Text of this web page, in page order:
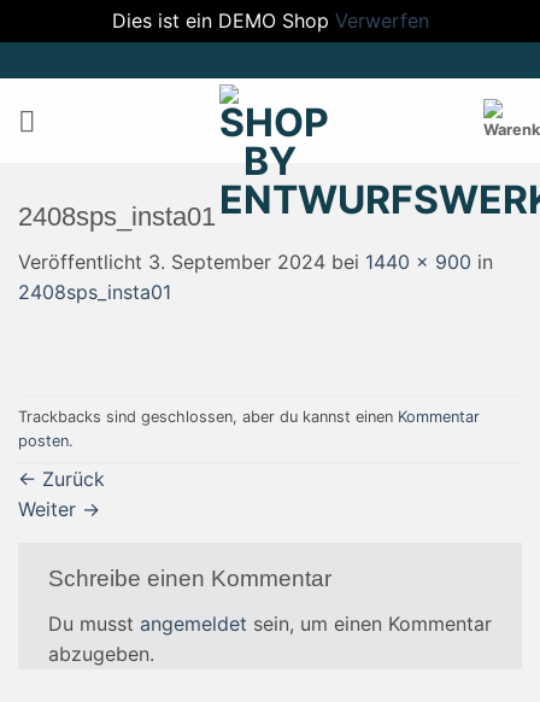
Dies ist ein DEMO Shop Verwerfen
Inhalt
springen
2408sps_insta01
Veröffentlicht 3. September 2024 bei 1440 × 900 in
2408sps_insta01
Trackbacks sind geschlossen, aber du kannst einen Kommentar
posten.
← Zurück
Weiter →
Schreibe einen Kommentar
Du musst angemeldet sein, um einen Kommentar
abzugeben.